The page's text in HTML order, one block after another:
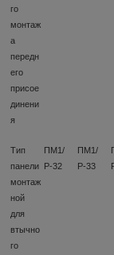
го
монтаж
а
передн
его
присое
динени
я
Тип
панели
монтаж
ной
для
втычно
го
ПМ1/
Р-32
ПМ1/
Р-33